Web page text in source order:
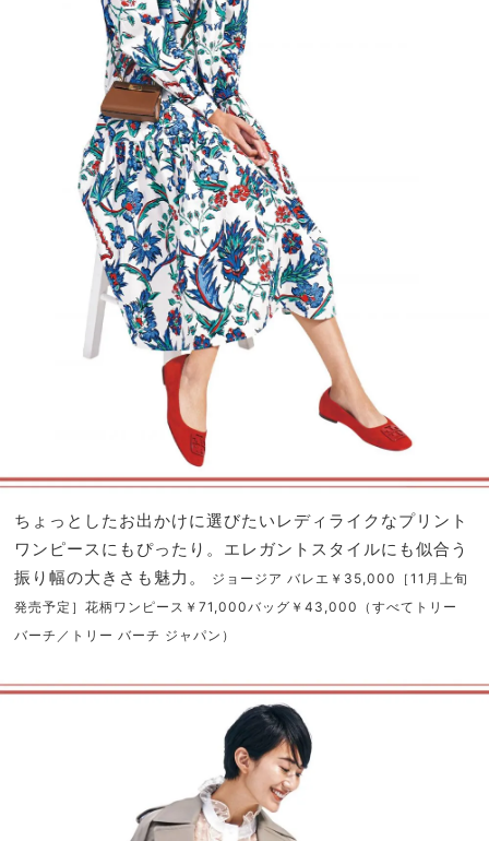
ちょっとしたお出かけに選びたいレディライクなプリント
ワンピースにもぴったり。エレガントスタイルにも似合う
振り幅の大きさも魅力。
ジョージア バレエ￥35,000［11月上旬
発売予定］花柄ワンピース￥71,000バッグ￥43,000（すべてトリー
バーチ／トリー バーチ ジャパン）